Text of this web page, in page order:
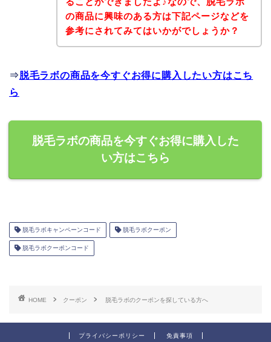
の商品に興味のある方は下記ページなどを
参考にされてみてはいかがでしょうか？
⇒脱毛ラボの商品を今すぐお得に購入したい方はこち
ら
脱毛ラボの商品を今すぐお得に購入した
い方はこちら
脱毛ラボキャンペーンコード 脱毛ラボクーポン
脱毛ラボクーポンコード
HOME クーポン 脱毛ラボのクーポンを探している方へ
プライバシーポリシー 免責事項